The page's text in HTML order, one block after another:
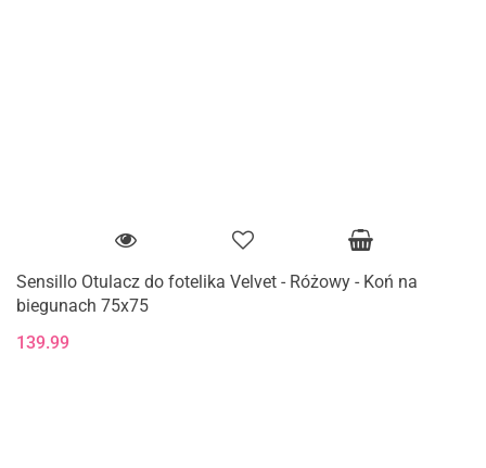
Sensillo Otulacz do fotelika Velvet - Różowy - Koń na
biegunach 75x75
139.99